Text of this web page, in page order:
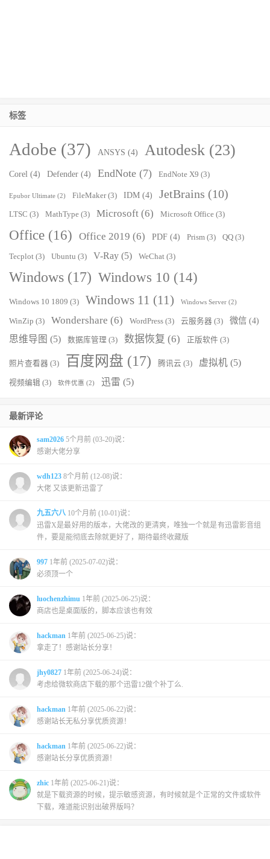
标签
Adobe (37) ANSYS (4) Autodesk (23)
Corel (4) Defender (4) EndNote (7) EndNote X9 (3)
Epubor Ultimate (2) FileMaker(3) IDM (4) JetBrains (10)
LTSC (3) MathType (3) Microsoft (6) Microsoft Office (3)
Office (16) Office 2019 (6) PDF (4) Prism (3) QQ (3)
Tecplot (3) Ubuntu (3) V-Ray (5) WeChat (3)
Windows (17) Windows 10 (14)
Windows 10 1809 (3) Windows 11 (11) Windows Server (2)
WinZip (3) Wondershare (6) WordPress (3) 云服务器 (3) 微信 (4)
思维导图 (5) 数据库管理 (3) 数据恢复 (6) 正版软件 (3)
照片查看器 (3) 百度网盘 (17) 腾讯云 (3) 虚拟机 (5)
视频编辑 (3) 软件优惠 (2) 迅雷 (5)
最新评论
sam2026 5个月前 (03-20)说：
感谢大佬分享
wdh123 8个月前 (12-08)说：
大佬 又该更新迅雷了
九五六八 10个月前 (10-01)说：
迅雷X是最好用的版本，大佬改的更清爽，唯独一个就是有迅雷影音组
件，要是能彻底去除就更好了，期待最终收藏版
997 1年前 (2025-07-02)说：
必须顶一个
luochenzhimu 1年前 (2025-06-25)说：
商店也是桌面版的，脚本应该也有效
hackman 1年前 (2025-06-25)说：
拿走了！感谢站长分享！
jhy0827 1年前 (2025-06-24)说：
考虑给微软商店下载的那个迅雷12做个补丁么.
hackman 1年前 (2025-06-22)说：
感谢站长无私分享优质资源！
hackman 1年前 (2025-06-22)说：
感谢站长分享优质资源！
zhic 1年前 (2025-06-21)说：
就是下载资源的时候，提示敏感资源，有时候就是个正常的文件或软件
下载，难道能识别出破界版吗？